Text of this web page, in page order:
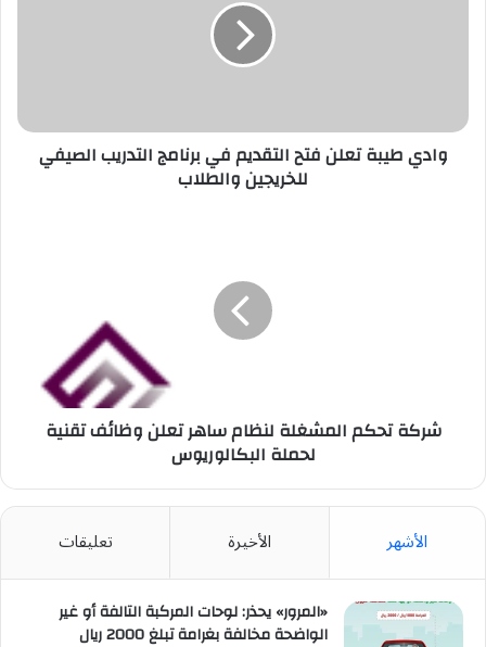
الصيفي
للخريجين
والطلاب
وادي طيبة تعلن فتح التقديم في برنامج التدريب الصيفي
للخريجين والطلاب
البكالوريوس
شركة تحكم المشغلة لنظام ساهر تعلن وظائف تقنية
لحملة البكالوريوس
الأشهر الأخيرة تعليقات
«المرور» يحذر: لوحات المركبة التالفة أو غير
الواضحة مخالفة بغرامة تبلغ 2000 ريال